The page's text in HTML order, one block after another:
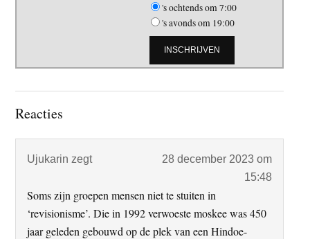
's ochtends om 7:00
's avonds om 19:00
Lees
Reacties
Ujukarin zegt
28 december 2023 om
15:48
Soms zijn groepen mensen niet te stuiten in
‘revisionisme’. Die in 1992 verwoeste moskee was 450
jaar geleden gebouwd op de plek van een Hindoe-